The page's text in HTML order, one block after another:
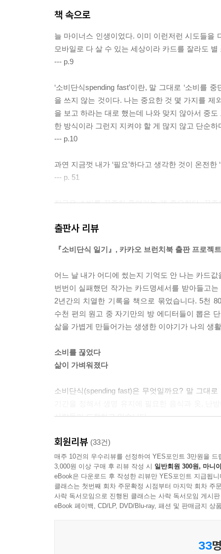
책 속으로
늘 마이너스 인생이었다. 이미 이런저런 시도들을
모바일로 다 살 수 있는 세상이라 카드를 잘라도 별
--- p.9
‘소비단식spending fast’이란, 말 그대로 ‘소비를
을 쓰지 않는 것이다. 나는 중요한 것 몇 가지를 제
을 보고 하라는 대로 했는데 나와 맞지 않아서 중
한 방식이라 그런지 지켜야 할 게 많지 않고 단순하
--- p.10
과연 지금껏 내가 ‘필요’하다고 생각한 것이 온전한
--- p. 51
지금은 소비를 꾸준히 줄여가는 게 중요하다. 꾸
--- p.110
돌이켜보면 끊임없는 번뇌와 고난의 연속이었다.
--- p.111
막상 나이로비에 도착해 내가 한국에서 보낸 박스
까? 한국은 너무도 많은 필요를 느끼게 하는 곳이
를 발견한다.
미쉐린 레스토랑에 가지 못해서, 남들처럼 크고
다. 만날 친구도, 가야 할 핫플레이스도 없고 그저
남들이 나를 어떻게 생각하는지가 무슨 상관인가
을 고르는데 내 안에서 질문이 들려왔다. “촌스러
꺼내 입었다.
--- p.135
단순히 여행을 다니는 것과 삶을 지탱하는 모든
출판사 리뷰
『소비단식 일기』, 카카오 브런치북 출판 프로젝
어느 날 내가 어디에 썼는지 기억도 안 나는 카드
번번이 실패했던 작가는 카드명세서를 받아들고
2년간의 치열한 기록을 책으로 묶었습니다. 5천
수천 편의 원고 중 자기만의 방 에디터들이 뽑은
삶을 가볍게 만들어가는 생생한 이야기가 나의 생
소비를 끊었다
삶이 가벼워졌다
소비단식(spending fast)은 무엇일까요? 말 그대
사람들이 도전하고 있습니다.
이 책은 단순히 도전을 성공하고 빚을 다 갚게 되
도전을 이어가는 치열한 스스로와의 싸움이 담겨
현실적인 노하우와 팁이 가득합니다. 포기하지 않
정기적인 수입도 생겼죠. 불안하던 마음은 건
무엇보다 소비에 중독되었던 자신의 마음을 들여
모습만이 남는 것이죠. 작가님은 말합니다. ‘무거
회원리뷰 (33건)
매주 10건의 우수리뷰를 선정하여 YES포인트 3만원을 드
3,000원 이상 구매 후 리뷰 작성 시 일반회원 300원, 마니
eBook은 다운로드 후 작성한 리뷰만 YES포인트 지급됩니
클래스는 첫번째 회차 주문확정 시점부터 마지막 회차 주
사락 독서모임으로 진행된 클래스는 사락 독서모임 게시
eBook 페이백, CD/LP, DVD/Blu-ray, 패션 및 판매금지 상
33